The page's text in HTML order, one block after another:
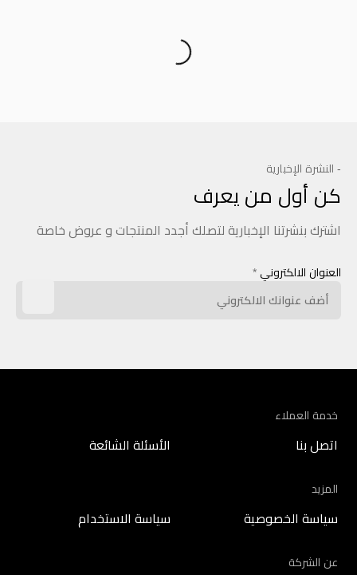
- النشرة الإخبارية
كن أول من يعرف
اشترك بنشرتنا الإخبارية لتصلك أجدد المنتجات و عروض خاصة
العنوان الالكتروني *
خدمة العملاء
اتصل بنا الأسئلة الشائعة
المزيد
سياسة الخصوصية سياسة الاستخدام
عن الشركة